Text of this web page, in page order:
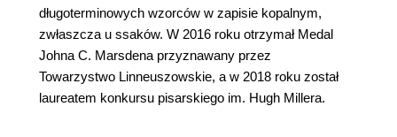
długoterminowych wzorców w zapisie kopalnym,
zwłaszcza u ssaków. W 2016 roku otrzymał Medal
Johna C. Marsdena przyznawany przez
Towarzystwo Linneuszowskie, a w 2018 roku został
laureatem konkursu pisarskiego im. Hugh Millera.